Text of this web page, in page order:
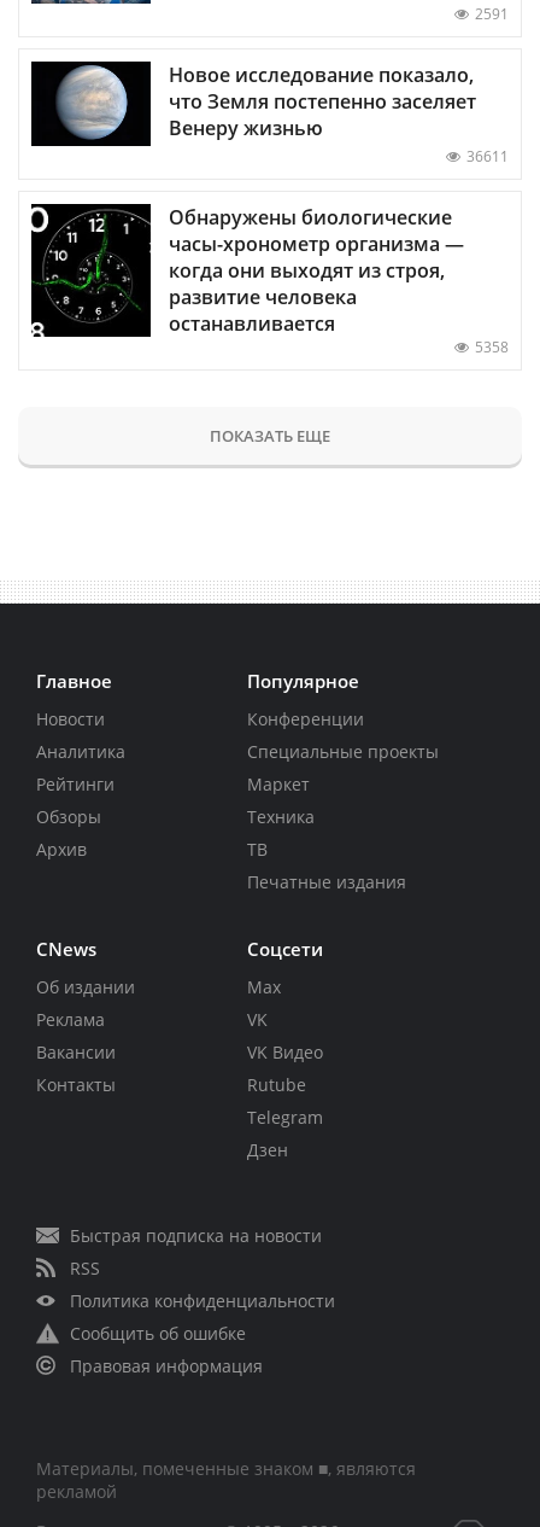
2591
Новое исследование показало,
что Земля постепенно заселяет
Венеру жизнью
36611
Обнаружены биологические
часы-хронометр организма —
когда они выходят из строя,
развитие человека
останавливается
5358
ПОКАЗАТЬ ЕЩЕ
Главное
Новости
Аналитика
Рейтинги
Обзоры
Архив
Популярное
Конференции
Специальные проекты
Маркет
Техника
ТВ
Печатные издания
CNews
Об издании
Реклама
Вакансии
Контакты
Соцсети
Max
VK
VK Видео
Rutube
Telegram
Дзен
Быстрая подписка на новости
RSS
Политика конфиденциальности
Сообщить об ошибке
Правовая информация
Материалы, помеченные знаком ■, являются
рекламой